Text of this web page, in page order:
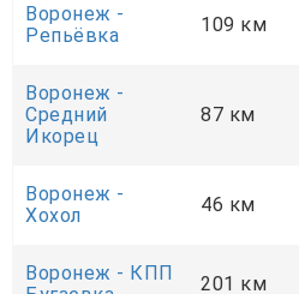
Воронеж -
Репьёвка
109 км
Воронеж -
Средний
Икорец
87 км
Воронеж -
Хохол
46 км
Воронеж - КПП
201 км